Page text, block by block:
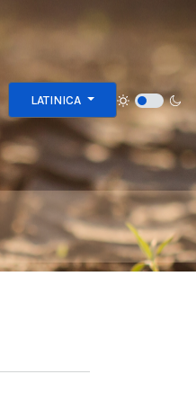
Izaberite vaš jezik
LATINICA